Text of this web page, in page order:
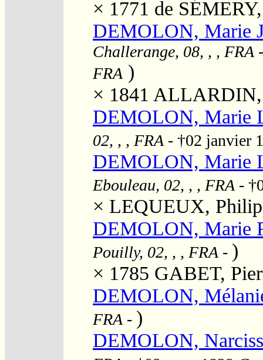
× 1771 de
DEMOLON, Marie
Challerange, 08, , , FRA
FRA )
× 1841 ALLARDIN,
DEMOLON, Marie
02, , , FRA - †02 janvier
DEMOLON, Marie
Ebouleau, 02, , , FRA -
× LEQUEUX,
DEMOLON, Marie
Pouilly, 02, , , FRA - )
× 1785 GABET,
DEMOLON,
FRA - )
DEMOLON,